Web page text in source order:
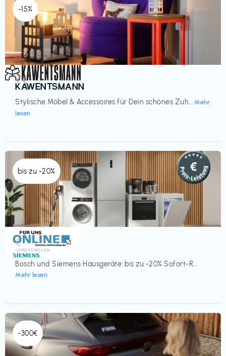
-15%
Einrichtung
KAWENTSMANN
Stylische Möbel & Accessoires für Dein schönes Zuh... Mehr
lesen
€€‎
bis zu -20%
Küche & Haushalt
Siemens
Bosch und Siemens Hausgeräte: bis zu -20% Sofort-R...
Mehr lesen
€‎
-300€